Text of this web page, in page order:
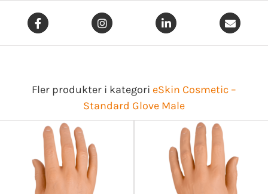
Fler produkter i kategori eSkin Cosmetic –
Standard Glove Male